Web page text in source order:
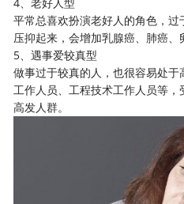
平常总喜欢扮演老好人的角色，
压抑起来，会增加乳腺癌、肺癌、
5、遇事爱较真型
做事过于较真的人，也很容易处
工作人员、工程技术工作人员等
高发人群。